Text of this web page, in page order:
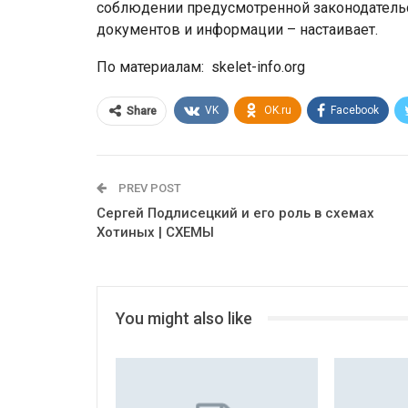
соблюдении предусмотренной
документов и информации – настаивает.
По материалам: skelet-info.org
Share VK OK.ru Facebook
PREV POST
Сергей Подлисецкий и его роль в схемах
Хотиных | СХЕМЫ
You might also like